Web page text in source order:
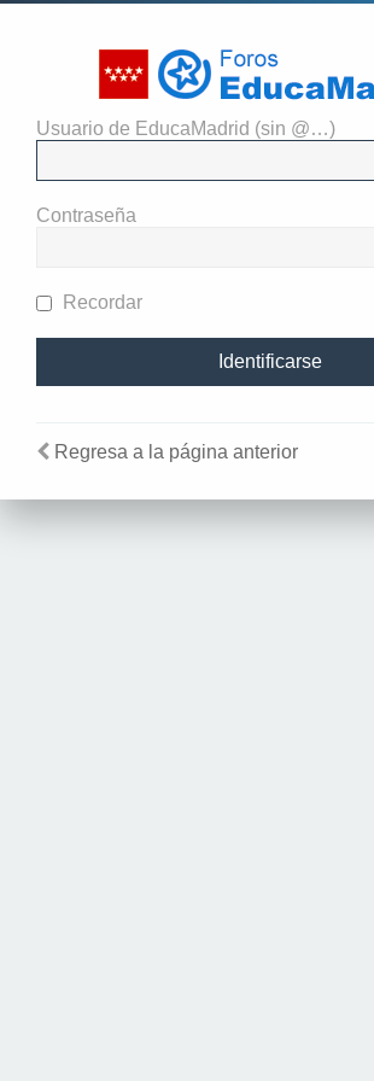
Usuario de EducaMadrid (sin @…)
Contraseña
Recordar
Regresa a la página anterior